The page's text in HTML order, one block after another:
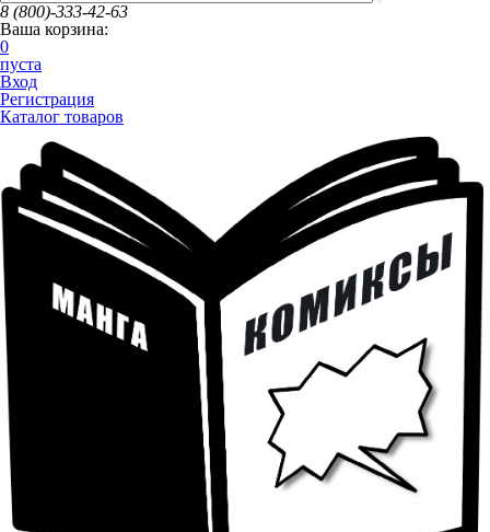
8 (800)-333-42-63
Ваша корзина:
0
пуста
Вход
Регистрация
Каталог товаров